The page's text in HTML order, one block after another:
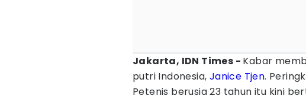
Jakarta, IDN Times - Kabar
putri Indonesia, Janice Tjen.
Petenis berusia 23 tahun itu kini